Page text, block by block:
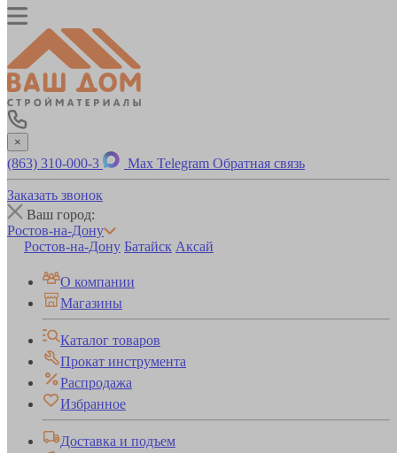
×
(863) 310-000-3 Max Telegram Обратная связь
Заказать звонок
Ваш город:
Ростов-на-Дону
Ростов-на-Дону Батайск Аксай
О компании
Магазины
Каталог товаров
Прокат инструмента
Распродажа
Избранное
Доставка и подъем